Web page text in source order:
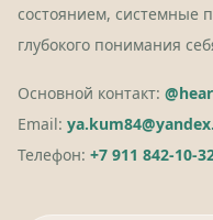
состоянием, системные
глубокого понимания
Основной контакт:
Email:
Телефон: +7 911 842-10-